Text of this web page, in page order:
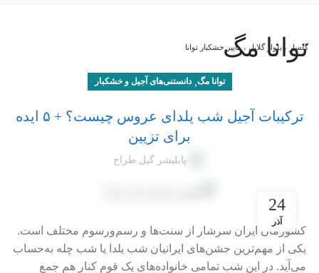
گلسار ، بلوار گلایل ، هایپر خشکبار توانا
توانا مگ
توانا مگ,دانستنی‌های آجیل و خشکبار
ترکیبات آجیل شب یلدای عروس چیست؟ + ۵ ایده
برای تزیین
پابلیشر گیل طراح
24
آذر
کشورمان ایران سرشار از سنت‌ها و رسم‌ورسوم مختلف است.
یکی از مهم‌ترین جشن‌های ایرانیان شب یلدا یا شب چله به‌حساب
می‌آید. در این شب تمامی خانواده‌های یک قوم کنار هم جمع